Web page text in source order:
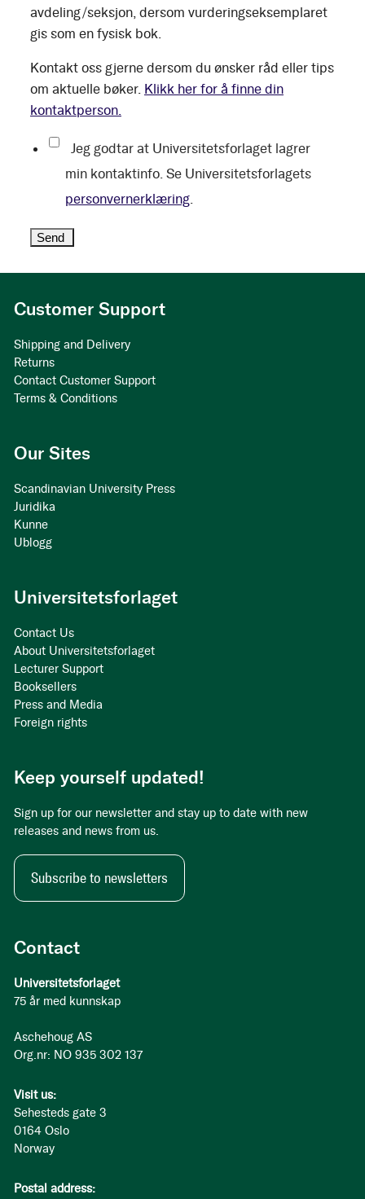
avdeling/seksjon, dersom vurderingseksemplaret
gis som en fysisk bok.
Kontakt oss gjerne dersom du ønsker råd eller tips
om aktuelle bøker. Klikk her for å finne din
kontaktperson.
Jeg godtar at Universitetsforlaget lagrer
min kontaktinfo. Se Universitetsforlagets
personvernerklæring.
Contact
Universitetsforlaget
75 år med kunnskap
Aschehoug AS
Org.nr: NO 935 302 137
Visit us:
Sehesteds gate 3
0164 Oslo
Norway
Postal address:
Customer Support
Shipping and Delivery
Returns
Contact Customer Support
Terms & Conditions
Our Sites
Scandinavian University Press
Juridika
Kunne
Ublogg
Universitetsforlaget
Contact Us
About Universitetsforlaget
Lecturer Support
Booksellers
Press and Media
Foreign rights
Keep yourself updated!
Sign up for our newsletter and stay up to date with new
releases and news from us.
Subscribe to newsletters